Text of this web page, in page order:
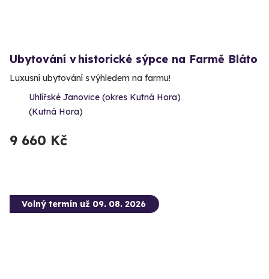
Ubytování v historické sýpce na Farmě Bláto
Luxusní ubytování s výhledem na farmu!
Uhlířské Janovice (okres Kutná Hora)
(Kutná Hora)
9 660 Kč
Volný termín už 09. 08. 2026